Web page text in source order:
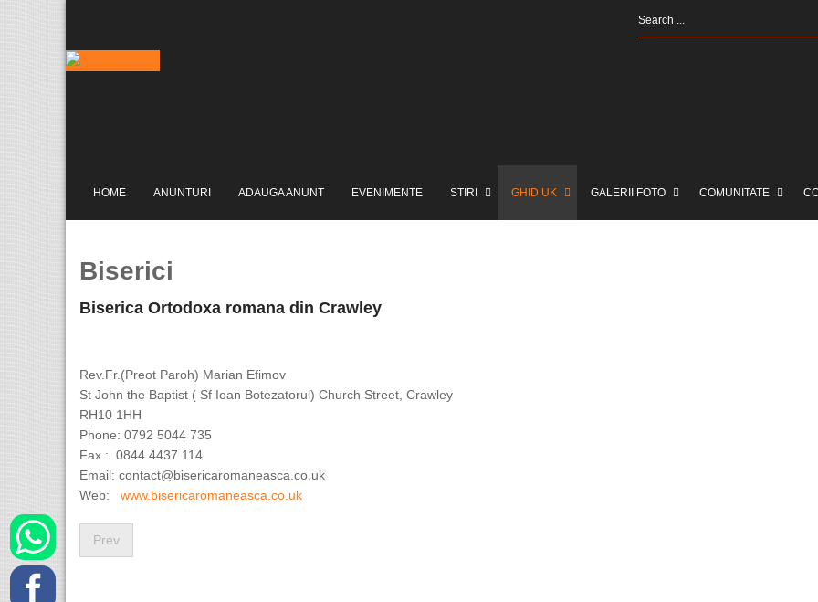
HOME ANUNTURI ADAUGA ANUNT EVENIMENTE STIRI GHID UK GALERII FOTO COMUNITATE
Biserici
Biserica Ortodoxa romana din Crawley
Rev.Fr.(Preot Paroh) Marian Efimov
St John the Baptist ( Sf Ioan Botezatorul) Church Street, Crawley
RH10 1HH
Phone: 0792 5044 735
Fax : 0844 4437 114
Email: contact@bisericaromaneasca.co.uk
Web: www.bisericaromaneasca.co.uk
Prev